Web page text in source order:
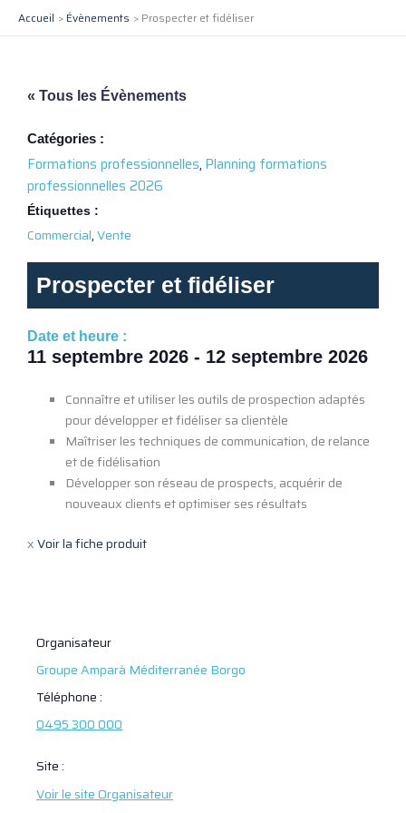
Accueil Évènements Prospecter et fidéliser
« Tous les Évènements
Catégories :
Formations professionnelles, Planning formations
professionnelles 2026
Étiquettes :
Commercial,Vente
Prospecter et fidéliser
Date et heure :
11 septembre 2026 - 12 septembre 2026
Connaître et utiliser les outils de prospection adaptés
pour développer et fidéliser sa clientèle
Maîtriser les techniques de communication, de relance
et de fidélisation
Développer son réseau de prospects, acquérir de
nouveaux clients et optimiser ses résultats
xVoir la fiche produit
Organisateur
Groupe Amparà Méditerranée Borgo
Téléphone :
0495 300 000
Site :
Voir le site Organisateur